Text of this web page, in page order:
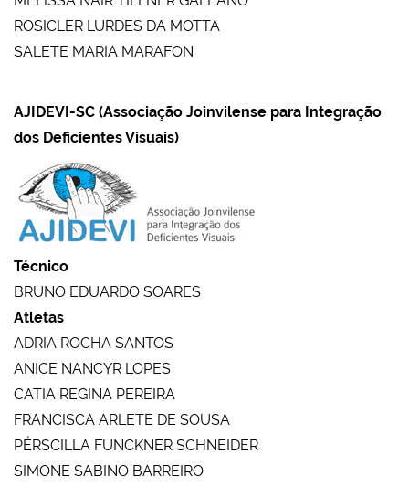
ROSICLER LURDES DA MOTTA
SALETE MARIA MARAFON
AJIDEVI-SC (Associação Joinvilense para Integração
dos Deficientes Visuais)
Técnico
BRUNO EDUARDO SOARES
Atletas
ADRIA ROCHA SANTOS
ANICE NANCYR LOPES
CATIA REGINA PEREIRA
FRANCISCA ARLETE DE SOUSA
PÉRSCILLA FUNCKNER SCHNEIDER
SIMONE SABINO BARREIRO